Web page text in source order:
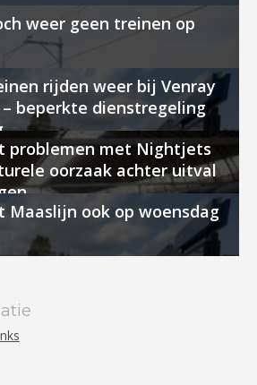
weer geen treinen op
rijden weer bij Venray
beperkte dienstregeling
problemen met Nightjets
oorzaak achter uitval
Maaslijn ook op woensdag